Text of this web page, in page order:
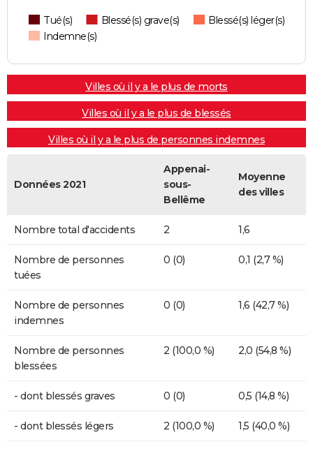
Tué(s) Blessé(s) grave(s)
Blessé(s) léger(s)
Indemne(s)
Villes où il y a le plus de morts
Villes où il y a le plus de blessés
Villes où il y a le plus de personnes indemnes
Données 2021
Appenai-
sous-
Bellême
Moyenne
des villes
Nombre total d'accidents 2 1,6
Nombre de personnes
tuées
0 (0) 0,1 (2,7 %)
Nombre de personnes
indemnes
0 (0) 1,6 (42,7 %)
Nombre de personnes
blessées
2 (100,0 %) 2,0 (54,8 %)
- dont blessés graves 0 (0) 0,5 (14,8 %)
- dont blessés légers 2 (100,0 %) 1,5 (40,0 %)